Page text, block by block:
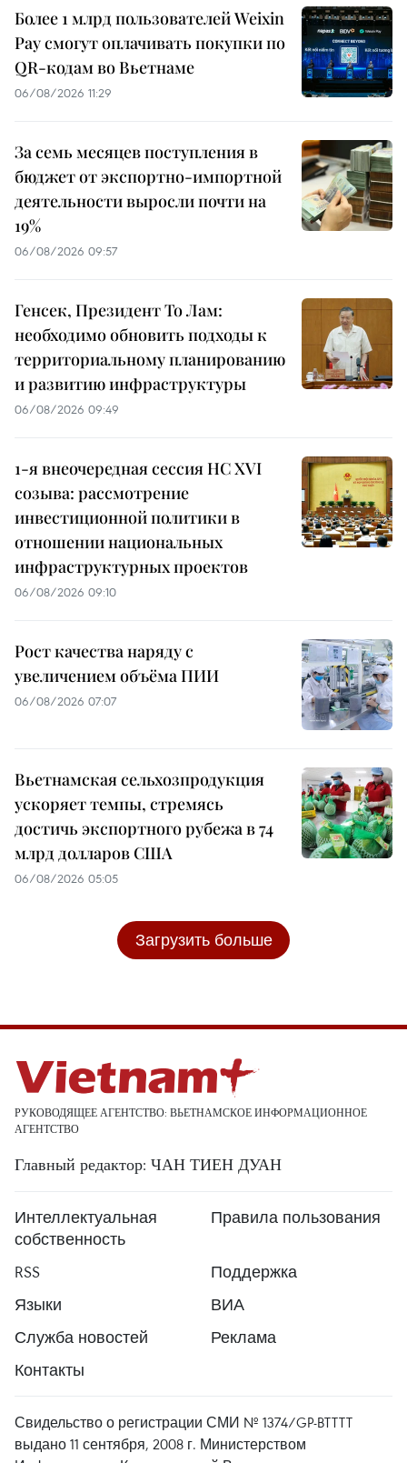
Более 1 млрд пользователей Weixin
Pay смогут оплачивать покупки по
QR-кодам во Вьетнаме
06/08/2026 11:29
За семь месяцев поступления в
бюджет от экспортно-импортной
деятельности выросли почти на
19%
06/08/2026 09:57
Генсек, Президент То Лам:
необходимо обновить подходы к
территориальному планированию
и развитию инфраструктуры
06/08/2026 09:49
1-я внеочередная сессия НС XVI
созыва: рассмотрение
инвестиционной политики в
отношении национальных
инфраструктурных проектов
06/08/2026 09:10
Рост качества наряду с
увеличением объёма ПИИ
06/08/2026 07:07
Вьетнамская сельхозпродукция
ускоряет темпы, стремясь
достичь экспортного рубежа в 74
млрд долларов США
06/08/2026 05:05
Загрузить больше
РУКОВОДЯЩЕЕ АГЕНТСТВО: ВЬЕТНАМСКОЕ ИНФОРМАЦИОННОЕ
АГЕНТСТВО
Главный редактор: ЧАН ТИЕН ДУАН
Интеллектуальная
собственность
Правила пользования
RSS
Поддержка
Языки
ВИА
Служба новостей
Реклама
Контакты
Свидельство о регистрации СМИ № 1374/GP-BTTTT
выдано 11 сентября, 2008 г. Министерством